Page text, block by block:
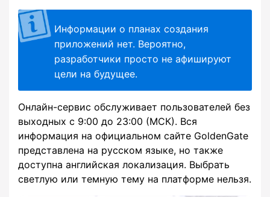
Информации о планах создания
приложений нет. Вероятно,
разработчики просто не афишируют
цели на будущее.
Онлайн-сервис обслуживает пользователей без
выходных с 9:00 до 23:00 (МСК). Вся
информация на официальном сайте GoldenGate
представлена на русском языке, но также
доступна английская локализация. Выбрать
светлую или темную тему на платформе нельзя.